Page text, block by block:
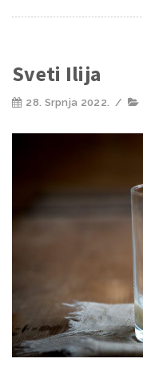
Sveti Ilija
28. Srpnja 2022. /